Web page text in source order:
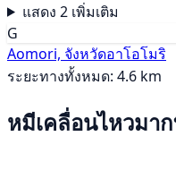
แสดง 2 เพิ่มเติม
G
Aomori, จังหวัดอาโอโมริ
ระยะทางทั้งหมด: 4.6 km
หมีเคลื่อนไหวมา